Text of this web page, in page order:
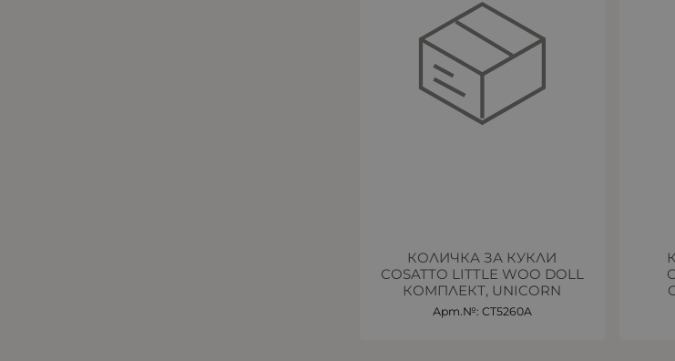
КОЛИЧКА ЗА КУКЛИ
COSATTO LITTLE WOO DOLL
КОМПЛЕКТ, UNICORN
Арт.№: CT5260A